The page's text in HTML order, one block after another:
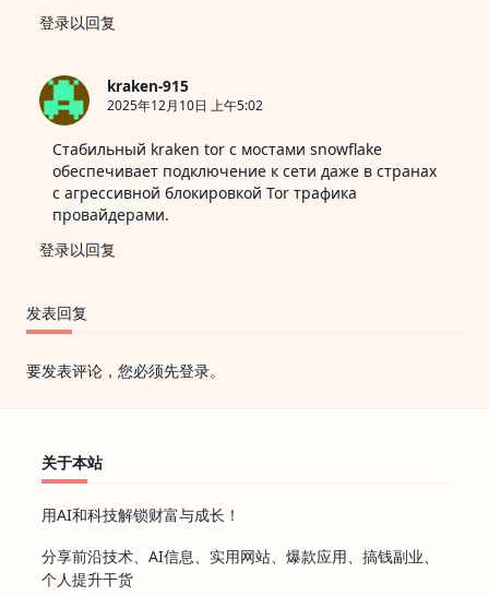
登录以回复
kraken-915
2025年12月10日 上午5:02
Стабильный kraken tor с мостами snowflake
обеспечивает подключение к сети даже в странах
с агрессивной блокировкой Tor трафика
провайдерами.
登录以回复
发表回复
要发表评论，您必须先登录。
关于本站
用AI和科技解锁财富与成长！
分享前沿技术、AI信息、实用网站、爆款应用、搞钱副业、
个人提升干货